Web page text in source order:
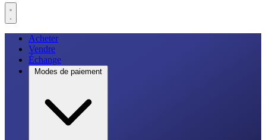
Acheter
Vendre
Échange
Modes de paiement